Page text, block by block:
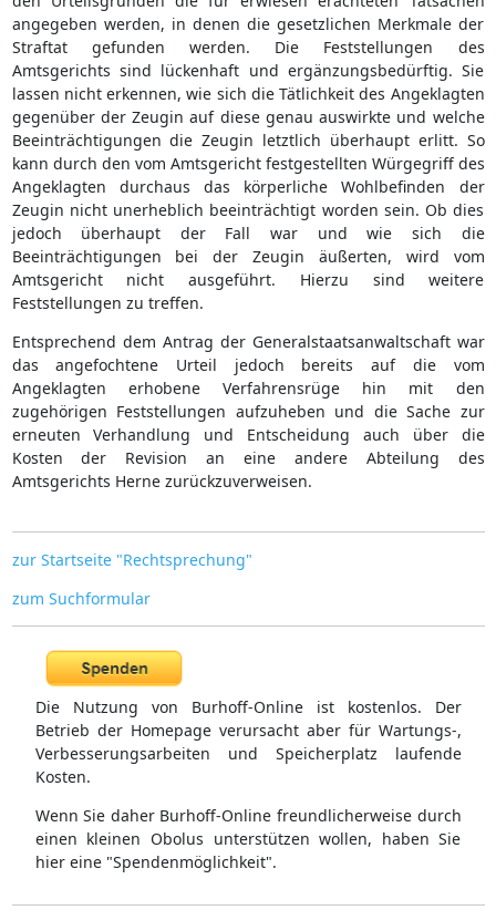
angegeben werden, in denen die gesetzlichen Merkmale der
Straftat gefunden werden. Die Feststellungen des
Amtsgerichts sind lückenhaft und ergänzungsbedürftig. Sie
lassen nicht erkennen, wie sich die Tätlichkeit des Angeklagten
gegenüber der Zeugin auf diese genau auswirkte und welche
Beeinträchtigungen die Zeugin letztlich überhaupt erlitt. So
kann durch den vom Amtsgericht festgestellten Würgegriff des
Angeklagten durchaus das körperliche Wohlbefinden der
Zeugin nicht unerheblich beeinträchtigt worden sein. Ob dies
jedoch überhaupt der Fall war und wie sich die
Beeinträchtigungen bei der Zeugin äußerten, wird vom
Amtsgericht nicht ausgeführt. Hierzu sind weitere
Feststellungen zu treffen.
Entsprechend dem Antrag der Generalstaatsanwaltschaft war
das angefochtene Urteil jedoch bereits auf die vom
Angeklagten erhobene Verfahrensrüge hin mit den
zugehörigen Feststellungen aufzuheben und die Sache zur
erneuten Verhandlung und Entscheidung auch über die
Kosten der Revision an eine andere Abteilung des
Amtsgerichts Herne zurückzuverweisen.
zur Startseite "Rechtsprechung"
zum Suchformular
Die Nutzung von Burhoff-Online ist kostenlos. Der
Betrieb der Homepage verursacht aber für Wartungs-,
Verbesserungsarbeiten und Speicherplatz laufende
Kosten.
Wenn Sie daher Burhoff-Online freundlicherweise durch
einen kleinen Obolus unterstützen wollen, haben Sie
hier eine "Spendenmöglichkeit".